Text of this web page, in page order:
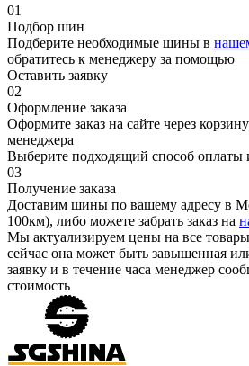
01
Подбор шин
Подберите необходимые шины в
обратитесь к менеджеру за помощью
Оставить заявку
02
Оформление заказа
Оформите заказ на сайте через
менеджера
Выберите подходящий способ оплаты
03
Получение заказа
Доставим шины по вашему адресу в
100км), либо можете забрать заказ на
Мы актуализируем цены на все
сейчас она может быть завышенная
заявку и в течение часа менеджер
стоимость